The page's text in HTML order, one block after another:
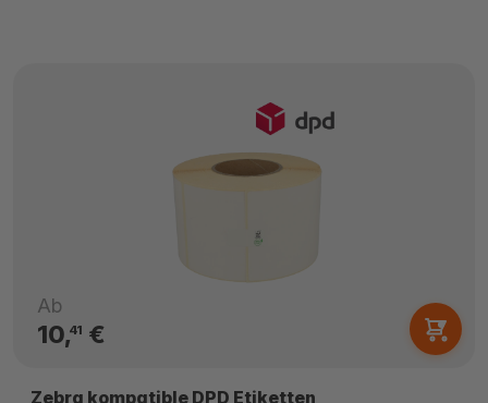
Ab
10,41 €
Zebra kompatible DPD Etiketten